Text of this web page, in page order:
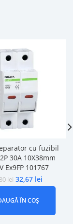
cu fuzibil
30A 10X38mm
Ex9FP 101767
lei 32,67 lei
ÎN COȘ